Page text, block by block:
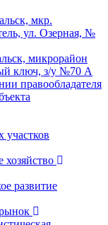
мкр.
ул. Озерная, №
микрорайон
ключ, з/у №70 А
правообладателя
участков
развитие